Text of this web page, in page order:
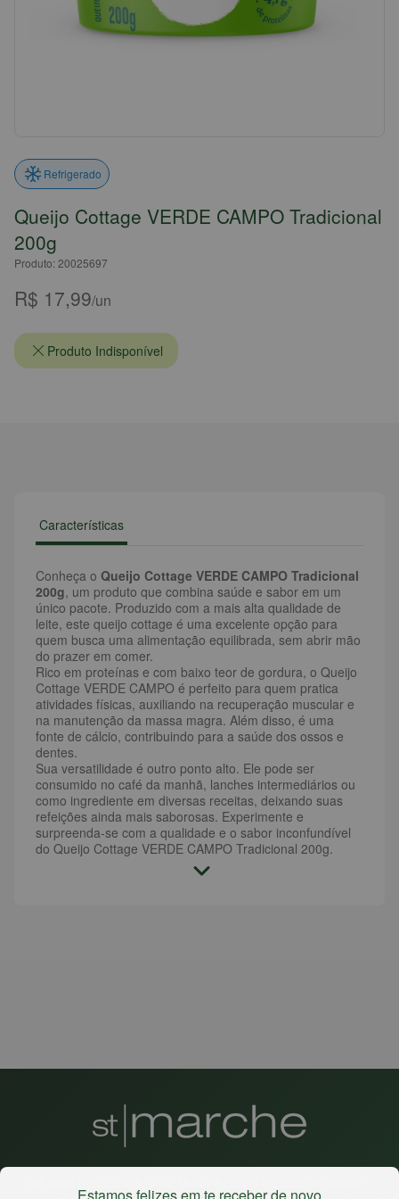
Refrigerado
Queijo Cottage VERDE CAMPO Tradicional
200g
Produto: 20025697
R$ 17,99/un
Produto Indisponível
Características
Conheça o Queijo Cottage VERDE CAMPO Tradicional
200g, um produto que combina saúde e sabor em um
único pacote. Produzido com a mais alta qualidade de
leite, este queijo cottage é uma excelente opção para
quem busca uma alimentação equilibrada, sem abrir mão
do prazer em comer.
Rico em proteínas e com baixo teor de gordura, o Queijo
Cottage VERDE CAMPO é perfeito para quem pratica
atividades físicas, auxiliando na recuperação muscular e
na manutenção da massa magra. Além disso, é uma
fonte de cálcio, contribuindo para a saúde dos ossos e
dentes.
Sua versatilidade é outro ponto alto. Ele pode ser
consumido no café da manhã, lanches intermediários ou
como ingrediente em diversas receitas, deixando suas
refeições ainda mais saborosas. Experimente e
surpreenda-se com a qualidade e o sabor inconfundível
do Queijo Cottage VERDE CAMPO Tradicional 200g.